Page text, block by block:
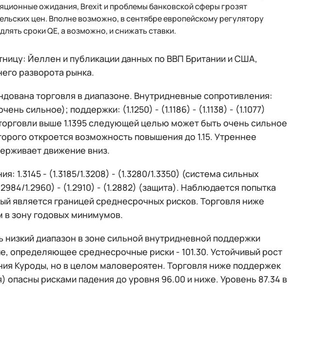
ожидания, Brexit и проблемы банковской сферы грозят
цен. Вполне возможно, в сентябре европейскому регулятору
сроки QE, а возможно, и снижать ставки.
Йеллен и публикации данных по ВВП Британии и США,
разворота рынка.
торговля в диапазоне. Внутридневные сопротивления:
сильное); поддержки: (1.1250) - (1.1186) - (1.1138) - (1.1077)
выше 1.1395 следующей целью может быть очень сильное
откроется возможность повышения до 1.15. Утреннее
движение вниз.
1.3145 - (1.3185/1.3208) - (1.3280/1.3350) (система сильных
1.2960) - (1.2910) - (1.2882) (защита). Наблюдается попытка
является границей среднесрочных рисков. Торговля ниже
в зону годовых минимумов.
диапазон в зоне сильной внутридневной поддержки
определяющее среднесрочные риски - 101.30. Устойчивый рост
Куроды, но в целом маловероятен. Торговля ниже поддержек
рисками падения до уровня 96.00 и ниже. Уровень 87.34 в